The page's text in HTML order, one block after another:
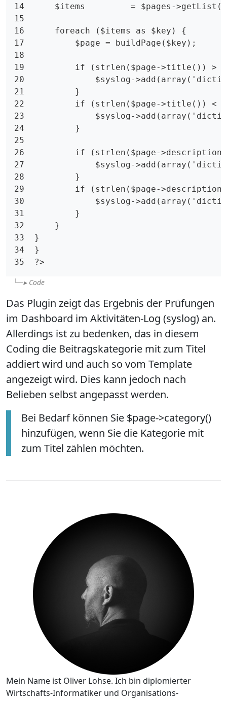
14      $items         = $pages-
15
16      foreach ($items as $key) {
17          $page = buildPage($key);
18
19          if (strlen($page->title()) >
20              $syslog-
21          }
22          if (strlen($page->title()) <
23              $syslog-
24          }
25
26          if (strlen($page-
27              $syslog-
28          }
29          if (strlen($page-
30              $syslog-
31          }
32      }
33  }
34  }
35  ?>
Code
Das Plugin zeigt das Ergebnis der Prüfungen
im Dashboard im Aktivitäten-Log (syslog) an.
Allerdings ist zu bedenken, das in diesem
Coding die Beitragskategorie mit zum Titel
addiert wird und auch so vom Template
angezeigt wird. Dies kann jedoch nach
Belieben selbst angepasst werden.
Bei Bedarf können Sie $page->category()
hinzufügen, wenn Sie die Kategorie mit
zum Titel zählen möchten.
Mein Name ist Oliver Lohse. Ich bin diplomierter
Wirtschafts-Informatiker und Organisations-